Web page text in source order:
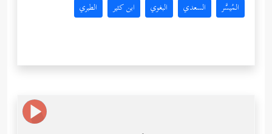
المُيسَّر السعدي البغوي ابن كثير الطبري